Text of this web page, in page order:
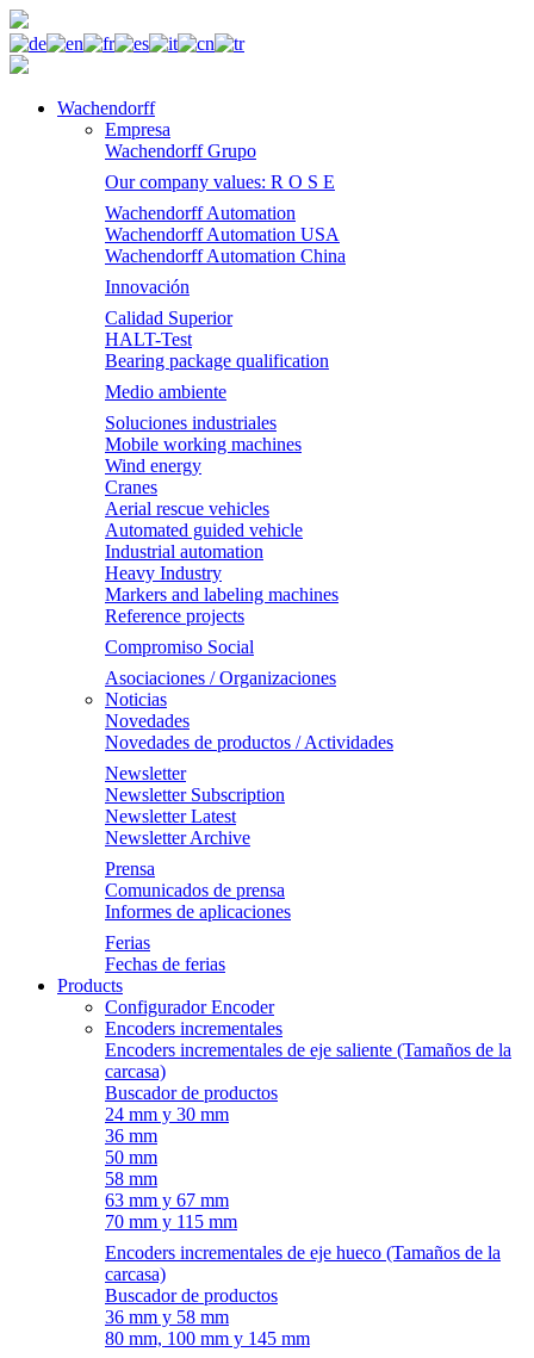
Wachendorff
Empresa
Wachendorff Grupo
Our company values: R O S E
Wachendorff Automation
Wachendorff Automation USA
Wachendorff Automation China
Innovación
Calidad Superior
HALT-Test
Bearing package qualification
Medio ambiente
Soluciones industriales
Mobile working machines
Wind energy
Cranes
Aerial rescue vehicles
Automated guided vehicle
Industrial automation
Heavy Industry
Markers and labeling machines
Reference projects
Compromiso Social
Asociaciones / Organizaciones
Noticias
Novedades
Novedades de productos / Actividades
Newsletter
Newsletter Subscription
Newsletter Latest
Newsletter Archive
Prensa
Comunicados de prensa
Informes de aplicaciones
Ferias
Fechas de ferias
Products
Configurador Encoder
Encoders incrementales
Encoders incrementales de eje saliente (Tamaños de la
carcasa)
Buscador de productos
24 mm y 30 mm
36 mm
50 mm
58 mm
63 mm y 67 mm
70 mm y 115 mm
Encoders incrementales de eje hueco (Tamaños de la
carcasa)
Buscador de productos
36 mm y 58 mm
80 mm, 100 mm y 145 mm